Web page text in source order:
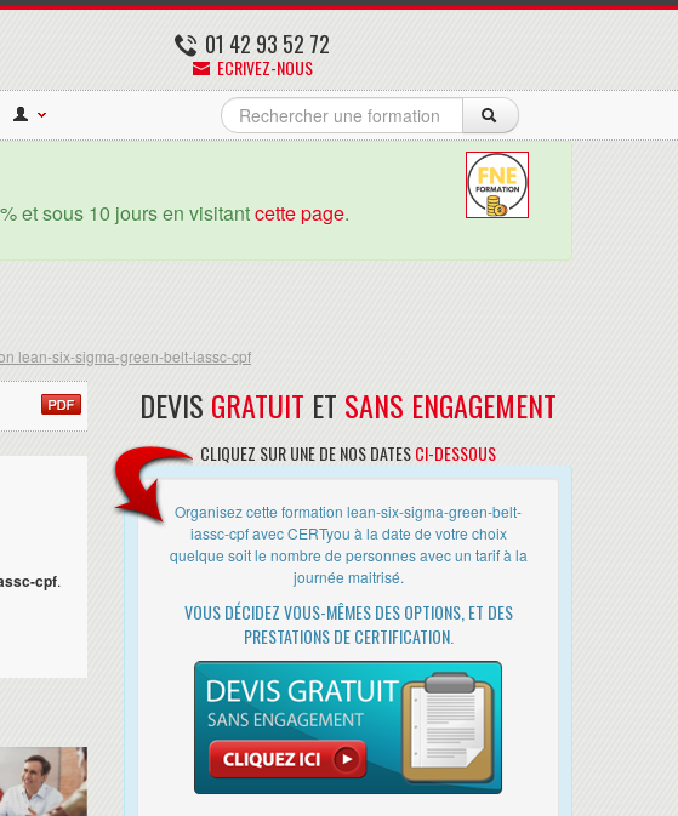
01 42 93 52 72
ECRIVEZ-NOUS
et sous 10 jours en visitantcette page.
lean-six-sigma-green-belt-iassc-cpf
cpf.
DEVIS GRATUIT ET SANS ENGAGEMENT
CLIQUEZ SUR UNE DE NOS DATESCI-DESSOUS
Organisez cette formation lean-six-sigma-green-belt-
iassc-cpf avec CERTyou à la date de votre choix
quelque soit le nombre de personnes avec un tarif à la
journée maitrisé.
VOUS DÉCIDEZ VOUS-MÊMES DES OPTIONS, ET DES
PRESTATIONS DE CERTIFICATION.